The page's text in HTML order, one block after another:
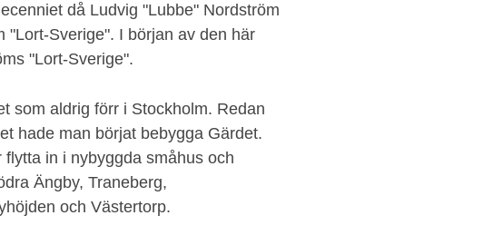
då Ludvig "Lubbe" Nordström
"Lort-Sverige". I början av den här
"Lort-Sverige".
som aldrig förr i Stockholm. Redan
hade man börjat bebygga Gärdet.
in i nybyggda småhus och
Ängby, Traneberg,
och Västertorp.